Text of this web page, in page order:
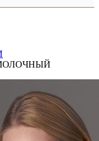
МОЛОЧНЫЙ